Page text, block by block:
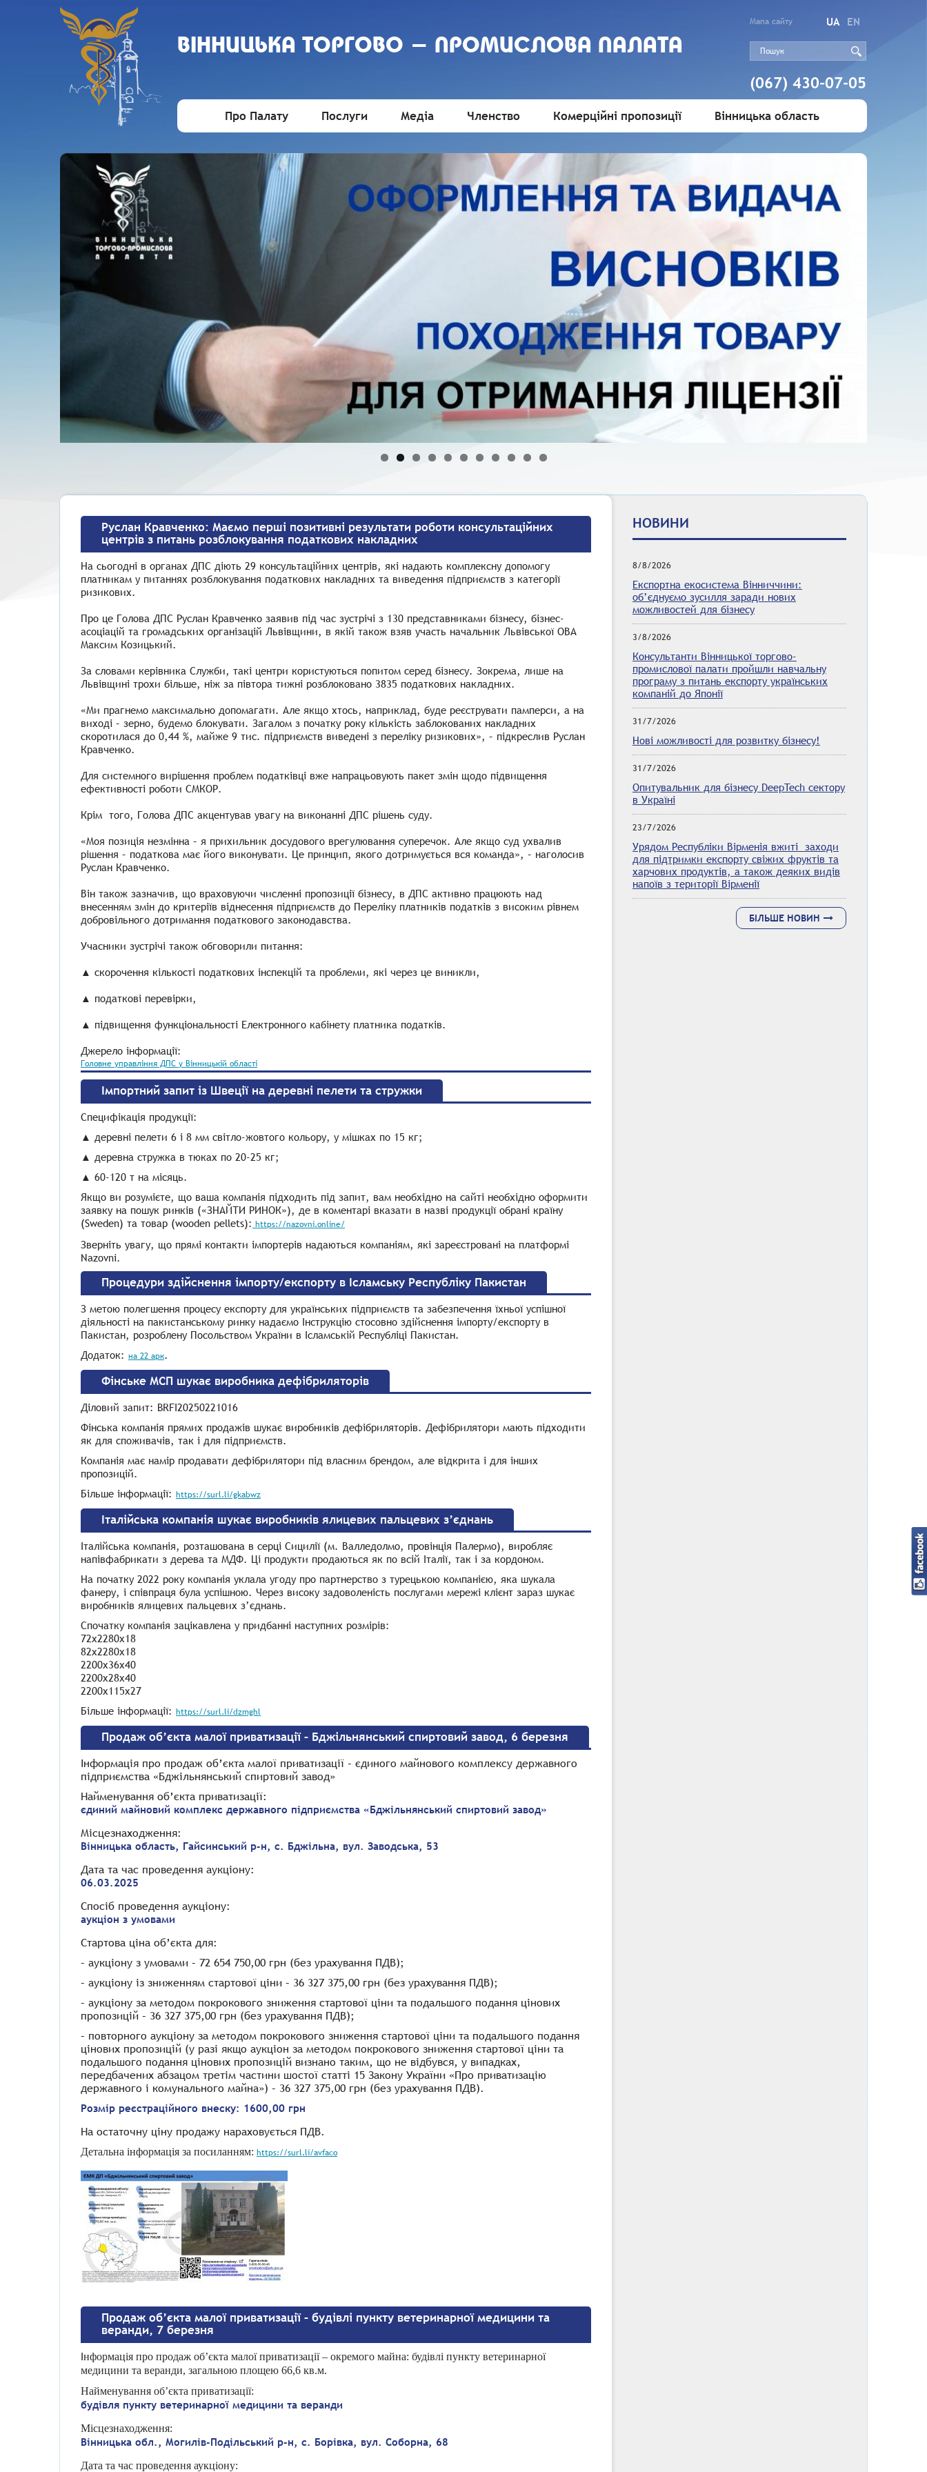
ВIННИЦЬКА ТОРГОВО - ПРОМИСЛОВА ПАЛАТА
Мапа сайту UA EN
(067) 430-07-05
Про Палату Послуги Медіа Членство Комерційні пропозиції Вінницька область
НОВИНИ
8/8/2026
Експортна екосистема Вінниччини:
об’єднуємо зусилля заради нових
можливостей для бізнесу
3/8/2026
Консультанти Вінницької торгово-
промислової палати пройшли навчальну
програму з питань експорту українських
компаній до Японії
31/7/2026
Нові можливості для розвитку бізнесу!
31/7/2026
Опитувальник для бізнесу DeepTech сектору
в Україні
23/7/2026
Урядом Республіки Вірменія вжиті заходи
для підтримки експорту свіжих фруктів та
харчових продуктів, а також деяких видів
напоїв з території Вірменії
БІЛЬШЕ НОВИН
Руслан Кравченко: Маємо перші позитивні результати роботи консультаційних
центрів з питань розблокування податкових накладних
На сьогодні в органах ДПС діють 29 консультаційних центрів, які надають комплексну допомогу
платникам у питаннях розблокування податкових накладних та виведення підприємств з категорії
ризикових.
Про це Голова ДПС Руслан Кравченко заявив під час зустрічі з 130 представниками бізнесу, бізнес-
асоціацій та громадських організацій Львівщини, в якій також взяв участь начальник Львівської ОВА
Максим Козицький.
За словами керівника Служби, такі центри користуються попитом серед бізнесу. Зокрема, лише на
Львівщині трохи більше, ніж за півтора тижні розблоковано 3835 податкових накладних.
«Ми прагнемо максимально допомагати. Але якщо хтось, наприклад, буде реєструвати памперси, а на
виході – зерно, будемо блокувати. Загалом з початку року кількість заблокованих накладних
скоротилася до 0,44 %, майже 9 тис. підприємств виведені з переліку ризикових», – підкреслив Руслан
Кравченко.
Для системного вирішення проблем податківці вже напрацьовують пакет змін щодо підвищення
ефективності роботи СМКОР.
Крім того, Голова ДПС акцентував увагу на виконанні ДПС рішень суду.
«Моя позиція незмінна – я прихильник досудового врегулювання суперечок. Але якщо суд ухвалив
рішення – податкова має його виконувати. Це принцип, якого дотримується вся команда», – наголосив
Руслан Кравченко.
Він також зазначив, що враховуючи численні пропозиції бізнесу, в ДПС активно працюють над
внесенням змін до критеріїв віднесення підприємств до Переліку платників податків з високим рівнем
добровільного дотримання податкового законодавства.
Учасники зустрічі також обговорили питання:
▲ скорочення кількості податкових інспекцій та проблеми, які через це виникли,
▲ податкові перевірки,
▲ підвищення функціональності Електронного кабінету платника податків.
Джерело інформації:
Головне управління ДПС у Вінницькій області
Імпортний запит із Швеції на деревні пелети та стружки
Специфікація продукції:
▲ деревні пелети 6 і 8 мм світло-жовтого кольору, у мішках по 15 кг;
▲ деревна стружка в тюках по 20-25 кг;
▲ 60-120 т на місяць.
Якщо ви розумієте, що ваша компанія підходить під запит, вам необхідно на сайті необхідно оформити
заявку на пошук ринків («ЗНАЙТИ РИНОК»), де в коментарі вказати в назві продукції обрані країну
(Sweden) та товар (wooden pellets): https://nazovni.online/
Зверніть увагу, що прямі контакти імпортерів надаються компаніям, які зареєстровані на платформі
Nazovni.
Процедури здійснення імпорту/експорту в Ісламську Республіку Пакистан
З метою полегшення процесу експорту для українських підприємств та забезпечення їхньої успішної
діяльності на пакистанському ринку надаємо Інструкцію стосовно здійснення імпорту/експорту в
Пакистан, розроблену Посольством України в Ісламській Республіці Пакистан.
Додаток: на 22 арк.
Фінське МСП шукає виробника дефібриляторів
Діловий запит: BRFI20250221016
Фінська компанія прямих продажів шукає виробників дефібриляторів. Дефібрилятори мають підходити
як для споживачів, так і для підприємств.
Компанія має намір продавати дефібрилятори під власним брендом, але відкрита і для інших
пропозицій.
Більше інформації: https://surl.li/gkabwz
Італійська компанія шукає виробників ялицевих пальцевих з’єднань
Італійська компанія, розташована в серці Сицилії (м. Валледолмо, провінція Палермо), виробляє
напівфабрикати з дерева та МДФ. Ці продукти продаються як по всій Італії, так і за кордоном.
На початку 2022 року компанія уклала угоду про партнерство з турецькою компанією, яка шукала
фанеру, і співпраця була успішною. Через високу задоволеність послугами мережі клієнт зараз шукає
виробників ялицевих пальцевих з’єднань.
Спочатку компанія зацікавлена ​​у придбанні наступних розмірів:
72x2280x18
82x2280x18
2200x36x40
2200x28x40
2200x115x27
Більше інформації: https://surl.li/dzmghl
Продаж об’єкта малої приватизації – Бджільнянський спиртовий завод, 6 березня
Інформація про продаж об’єкта малої приватизації – єдиного майнового комплексу державного
підприємства «Бджільнянський спиртовий завод»
Найменування об’єкта приватизації:
єдиний майновий комплекс державного підприємства «Бджільнянський спиртовий завод»
Місцезнаходження:
Вінницька область, Гайсинський р-н, с. Бджільна, вул. Заводська, 53
Дата та час проведення аукціону:
06.03.2025
Спосіб проведення аукціону:
аукціон з умовами
Стартова ціна об’єкта для:
– аукціону з умовами – 72 654 750,00 грн (без урахування ПДВ);
– аукціону із зниженням стартової ціни – 36 327 375,00 грн (без урахування ПДВ);
– аукціону за методом покрокового зниження стартової ціни та подальшого подання цінових
пропозицій – 36 327 375,00 грн (без урахування ПДВ);
– повторного аукціону за методом покрокового зниження стартової ціни та подальшого подання
цінових пропозицій (у разі якщо аукціон за методом покрокового зниження стартової ціни та
подальшого подання цінових пропозицій визнано таким, що не відбувся, у випадках,
передбачених абзацом третім частини шостої статті 15 Закону України «Про приватизацію
державного і комунального майна») – 36 327 375,00 грн (без урахування ПДВ).
Розмір реєстраційного внеску: 1600,00 грн
На остаточну ціну продажу нараховується ПДВ.
Детальна інформація за посиланням: https://surl.li/avfaco
Продаж об’єкта малої приватизації – будівлі пункту ветеринарної медицини та
веранди, 7 березня
Інформація про продаж об’єкта малої приватизації – окремого майна: будівлі пункту ветеринарної
медицини та веранди, загальною площею 66,6 кв.м.
Найменування об’єкта приватизації:
будівля пункту ветеринарної медицини та веранди
Місцезнаходження:
Вінницька обл., Могилів-Подільський р-н, с. Борівка, вул. Соборна, 68
Дата та час проведення аукціону: